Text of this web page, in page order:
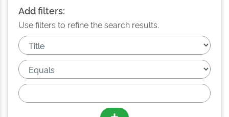
Add filters:
Use filters to refine the search results.